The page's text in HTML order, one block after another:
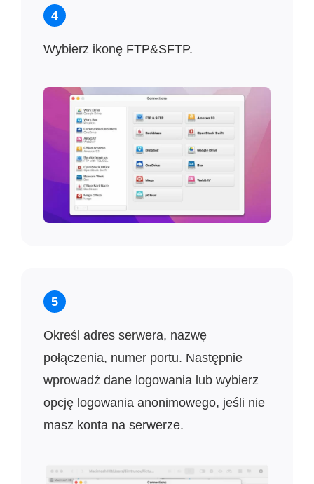
4
Wybierz ikonę FTP&SFTP.
5
Określ adres serwera, nazwę
połączenia, numer portu. Następnie
wprowadź dane logowania lub wybierz
opcję logowania anonimowego, jeśli nie
masz konta na serwerze.